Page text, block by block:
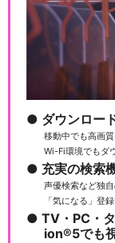
ダウンロー
移動中でも高画
Wi-Fi環境でもダ
充実の検索
声優検索など独
「気になる」登
TV・PC・
ion®5でも